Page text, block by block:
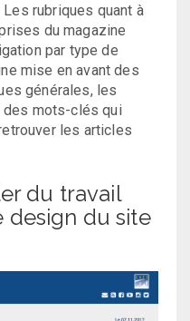
Les rubriques quant à
du magazine
par type de
mise en avant des
générales, les
mots-clés qui
les articles
du travail
design du site